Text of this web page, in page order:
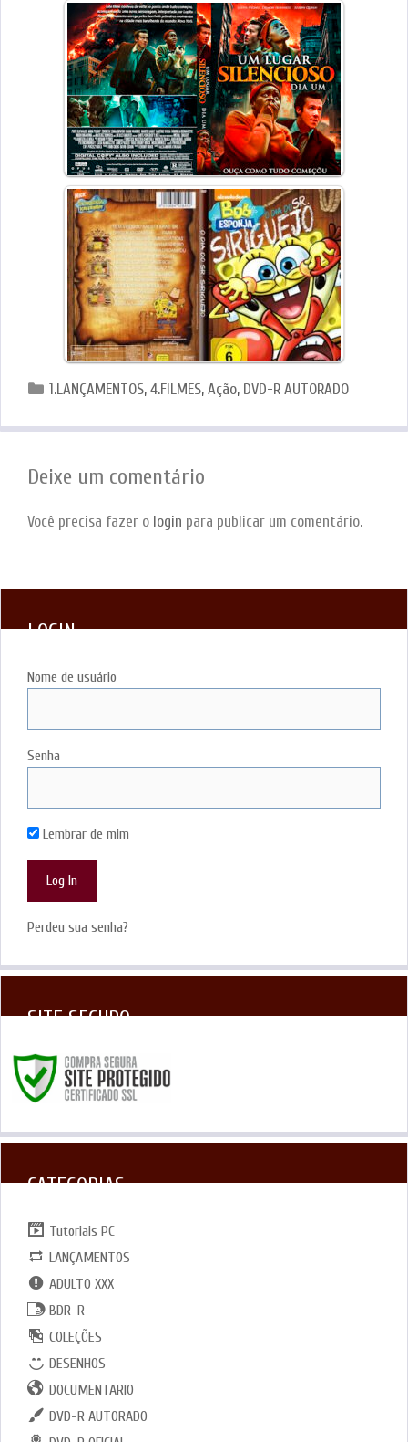
Categorias
1.LANÇAMENTOS,4.FILMES,Ação, DVD-R AUTORADO
Deixe um comentário
Você precisa fazer o login para publicar um comentário.
LOGIN
Nome de usuário
Senha
Lembrar de mim
Perdeu sua senha?
SITE SEGURO
CATEGORIAS
Tutoriais PC
LANÇAMENTOS
ADULTO XXX
BDR-R
COLEÇÕES
DESENHOS
DOCUMENTARIO
DVD-R AUTORADO